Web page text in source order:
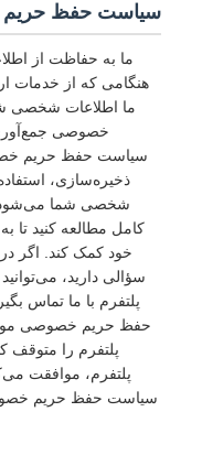
سیاست حفظ
ما به حفاظت از
هنگامی که از خدمات
ما اطلاعات شخصی
خصوصی
سیاست حفظ حریم
ذخیره‌سازی،
شخصی شما می‌شود.
کامل مطالعه کنید
خود کمک کند. اگر
سؤالی دارید،
پلتفرم با ما تماس
حفظ حریم خصوصی
پلتفرم را متوقف
پلتفرم، موافقت
سیاست حفظ حریم